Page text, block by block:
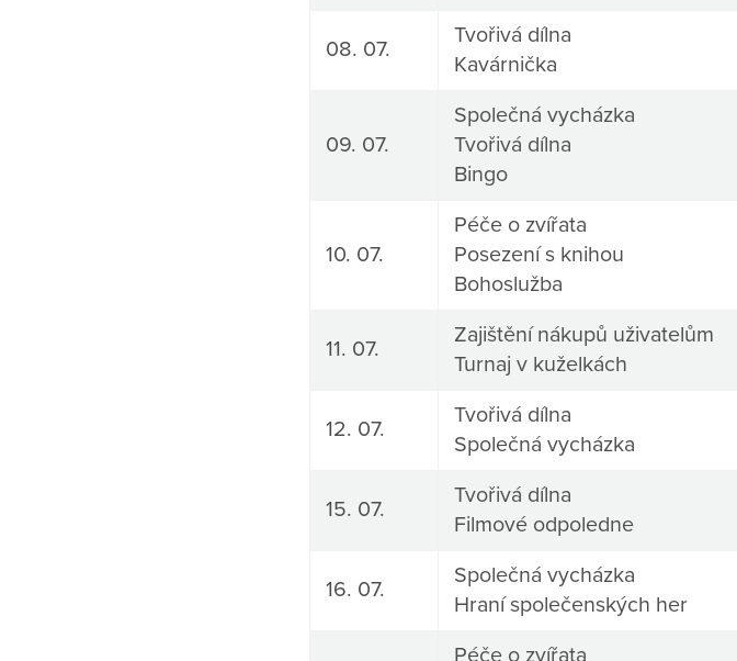
08. 07.
Tvořivá dílna
Kavárnička
09. 07.
Společná vycházka
Tvořivá dílna
Bingo
10. 07.
Péče o zvířata
Posezení s knihou
Bohoslužba
11. 07.
Zajištění nákupů uživatelům
Turnaj v kuželkách
12. 07.
Tvořivá dílna
Společná vycházka
15. 07.
Tvořivá dílna
Filmové odpoledne
16. 07.
Společná vycházka
Hraní společenských her